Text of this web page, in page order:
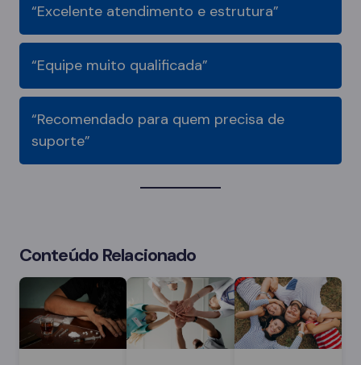
“Excelente atendimento e estrutura”
“Equipe muito qualificada”
“Recomendado para quem precisa de
suporte”
Conteúdo Relacionado